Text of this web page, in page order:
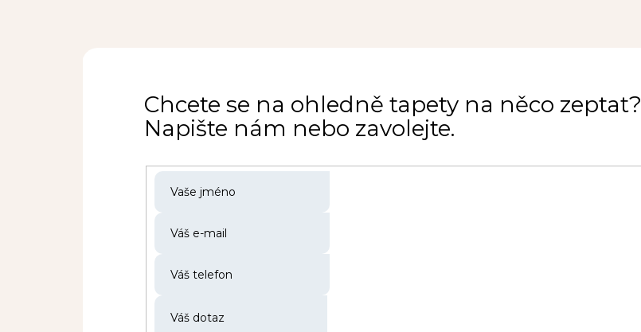
Chcete se na ohledně tapety na něco zeptat?
Napište nám nebo zavolejte.